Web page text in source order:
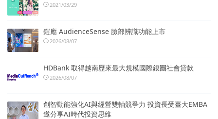
2021/03/29
鎧應 AudienceSense 臉部辨識功能上市
2026/08/07
HDBank 取得越南歷來最大規模國際銀團社會貸款
2026/08/07
創智動能強化AI與經營雙軸競爭力 投資長受臺大EMBA
邀分享AI時代投資思維